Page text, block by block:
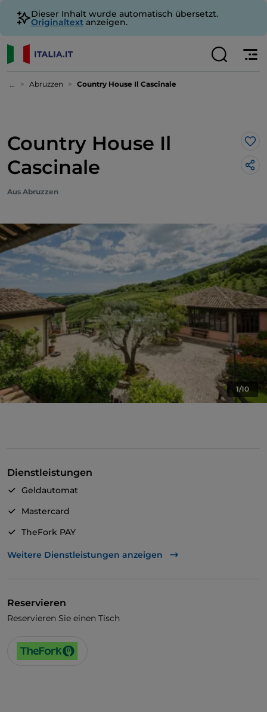
Dieser Inhalt wurde automatisch übersetzt.
Originaltext anzeigen.
... Abruzzen Country House Il Cascinale
Country House Il
Cascinale
Aus Abruzzen
1/10
Dienstleistungen
Geldautomat
Mastercard
TheFork PAY
UnionPay über TheFork PAY
Behindertengerechtes Badezimmer
WLAN
Weitere Dienstleistungen anzeigen
Reservieren
Reservieren Sie einen Tisch